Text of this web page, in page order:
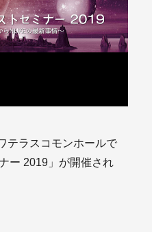
テラスコモンホールで
ー 2019」が開催され